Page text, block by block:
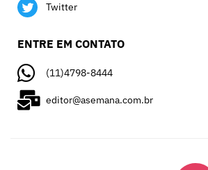
Twitter
ENTRE EM CONTATO
(11)4798-8444
editor@asemana.com.br